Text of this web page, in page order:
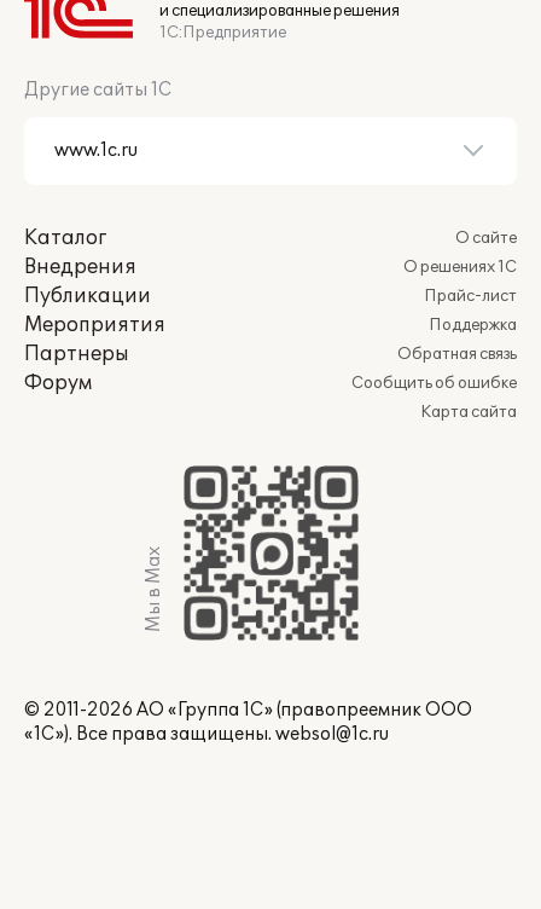
и специализированные решения
1С:Предприятие
Другие сайты 1С
Каталог
Внедрения
Публикации
Мероприятия
Партнеры
Форум
О сайте
О решениях 1С
Прайс-лист
Поддержка
Обратная связь
Сообщить об ошибке
Карта сайта
Мы в Max
© 2011-2026 АО «Группа 1С» (правопреемник ООО
«1С»). Все права защищены. websol@1c.ru